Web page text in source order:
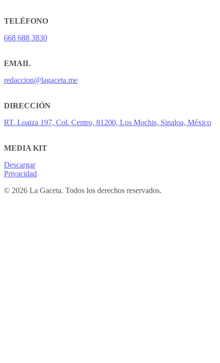
TELÉFONO
668 688 3830
EMAIL
redaccion@lagaceta.me
DIRECCIÓN
RT. Loaiza 197, Col. Centro, 81200, Los Mochis, Sinaloa, México
MEDIA KIT
Descargar
Privacidad
© 2026 La Gaceta. Todos los derechos reservados.